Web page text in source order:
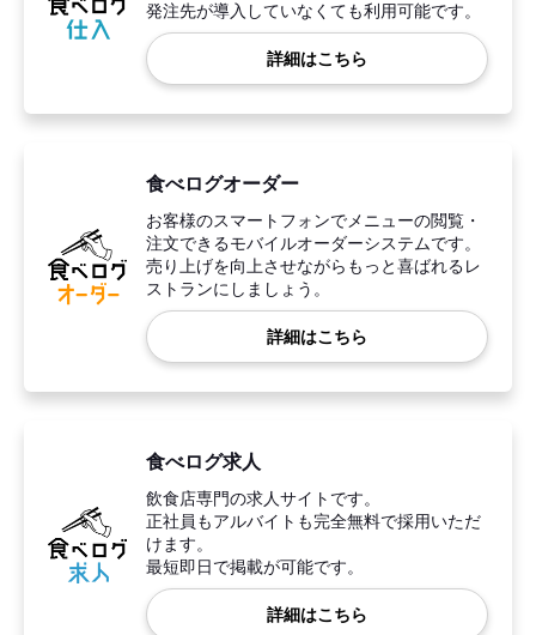
発注先が導入していなくても利用可能です。
詳細はこちら
食べログオーダー
お客様のスマートフォンでメニューの閲覧・
注文できるモバイルオーダーシステムです。
売り上げを向上させながらもっと喜ばれるレ
ストランにしましょう。
詳細はこちら
食べログ求人
飲食店専門の求人サイトです。
正社員もアルバイトも完全無料で採用いただ
けます。
最短即日で掲載が可能です。
詳細はこちら